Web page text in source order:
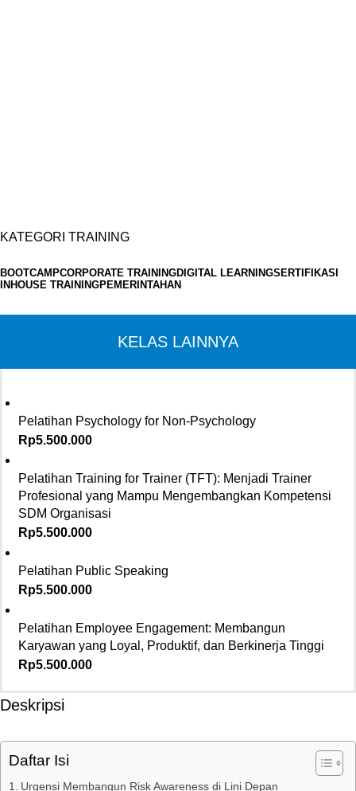
KATEGORI TRAINING
BOOTCAMPCORPORATE TRAININGDIGITAL LEARNINGSERTIFIKASI
INHOUSE TRAININGPEMERINTAHAN
KELAS LAINNYA
Pelatihan Psychology for Non-Psychology
Rp5.500.000
Pelatihan Training for Trainer (TFT): Menjadi Trainer
Profesional yang Mampu Mengembangkan Kompetensi
SDM Organisasi
Rp5.500.000
Pelatihan Public Speaking
Rp5.500.000
Pelatihan Employee Engagement: Membangun
Karyawan yang Loyal, Produktif, dan Berkinerja Tinggi
Rp5.500.000
Deskripsi
Daftar Isi
Urgensi Membangun Risk Awareness di Lini Depan